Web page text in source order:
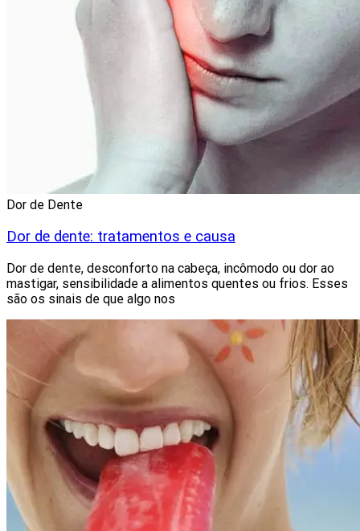
Dor de Dente
Dor de dente: tratamentos e causa
Dor de dente, desconforto na cabeça, incômodo ou dor ao
mastigar, sensibilidade a alimentos quentes ou frios. Esses
são os sinais de que algo nos